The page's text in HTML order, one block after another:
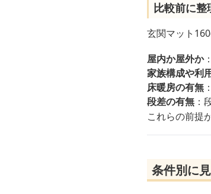
比較前に整
玄関マット
屋内か屋外か
家族構成や利
床暖房の有無
段差の有無 ：
これらの前提
条件別に